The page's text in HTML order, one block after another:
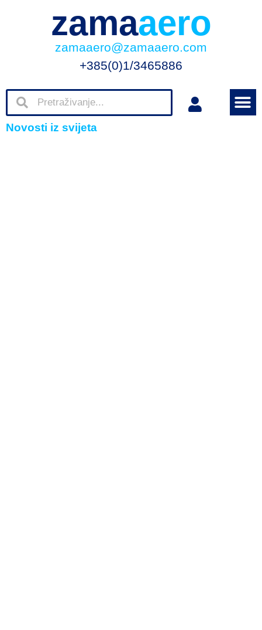
zamaaero
zamaaero@zamaaero.com
+385(0)1/3465886
Novosti iz svijeta